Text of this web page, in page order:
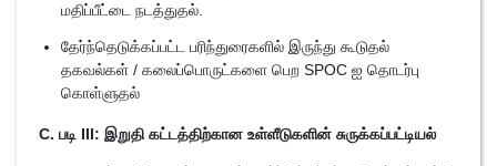
மதிப்பீட்டை நடத்துதல்.
தேர்ந்தெடுக்கப்பட்ட பரிந்துரைகளில் இருந்து கூடுதல்
தகவல்கள் / கலைப்பொருட்களை பெற SPOC ஐ தொடர்பு
கொள்ளுதல்
C. படி III: இறுதி கட்டத்திற்கான உள்ளீடுகளின் சுருக்கப்பட்டியல்